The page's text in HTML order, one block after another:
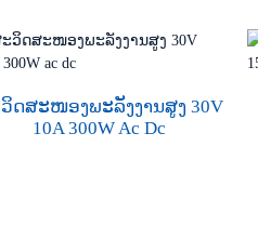
ດສະໜອງພະລັງງານສູງ 30V
10A 300W Ac Dc